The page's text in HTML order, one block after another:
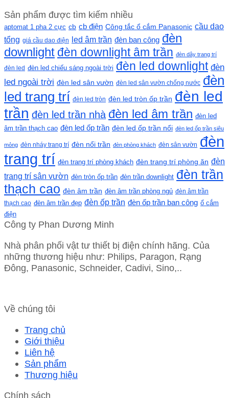
Sản phẩm được tìm kiếm nhiều
aptomat 1 pha 2 cực cb cb điện Công tắc ổ cắm Panasonic cầu dao
tổng giá cầu dao điện led âm trần đèn ban công đèn
downlight đèn downlight âm trần đèn dây trang trí
đèn led đèn led chiếu sáng ngoài trời đèn led downlight đèn
led ngoài trời đèn led sân vườn đèn led sân vườn chống nước đèn
led trang trí đèn led tròn đèn led tròn ốp trần đèn led
trần đèn led trần nhà đèn led âm trần đèn led
âm trần thạch cao đèn led ốp trần đèn led ốp trần nổi đèn led ốp trần siêu
mỏng đèn nháy trang trí đèn nổi trần đèn phòng khách đèn sân vườn đèn
trang trí đèn trang trí phòng khách đèn trang trí phòng ăn đèn
trang trí sân vườn đèn tròn ốp trần đèn trần downlight đèn trần
thạch cao đèn âm trần đèn âm trần phòng ngủ đèn âm trần
thạch cao đèn âm trần đẹp đèn ốp trần đèn ốp trần ban công ổ cắm
điện
Công ty Phan Dương Minh
Nhà phân phối vật tư thiết bị điện chính hãng. Của
những thương hiệu như: Philips, Paragon, Rạng
Đông, Panasonic, Schneider, Cadivi, Sino,..
Về chúng tôi
Trang chủ
Giới thiệu
Liên hệ
Sản phẩm
Thương hiệu
Chính sách